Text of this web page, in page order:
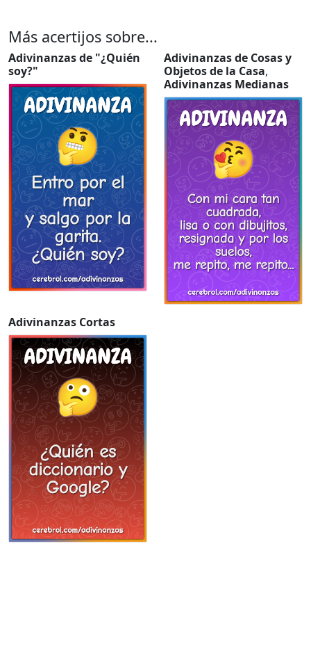
Más acertijos sobre...
Adivinanzas de "¿Quién
soy?"
Adivinanzas de Cosas y
Objetos de la Casa,
Adivinanzas Medianas
Adivinanzas Cortas